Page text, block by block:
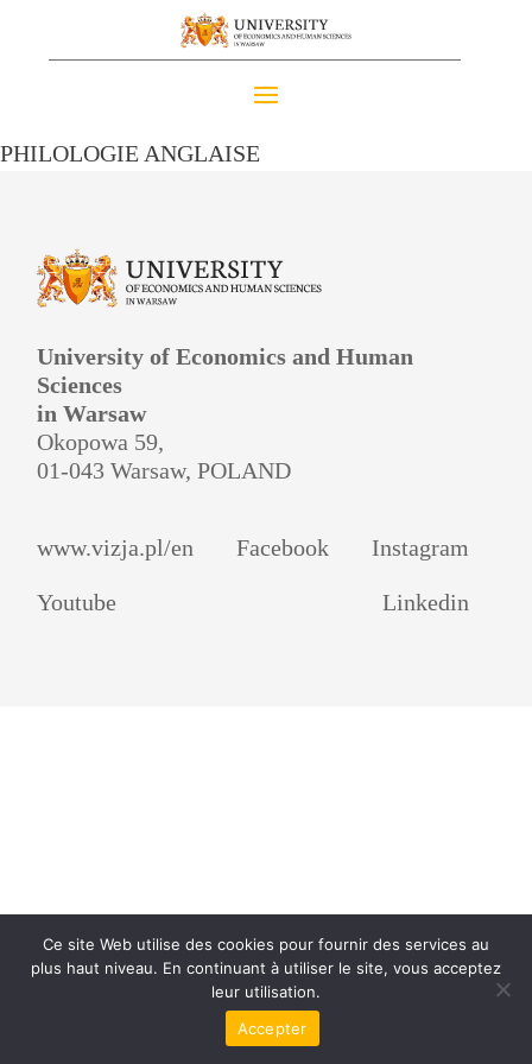
PHILOLOGIE ANGLAISE
University of Economics and Human
Sciences
in Warsaw
Okopowa 59,
01-043 Warsaw, POLAND
www.vizja.pl/en Facebook Instagram
Youtube Linkedin
Ce site Web utilise des cookies pour fournir des services au
plus haut niveau. En continuant à utiliser le site, vous acceptez
leur utilisation.
Accepter